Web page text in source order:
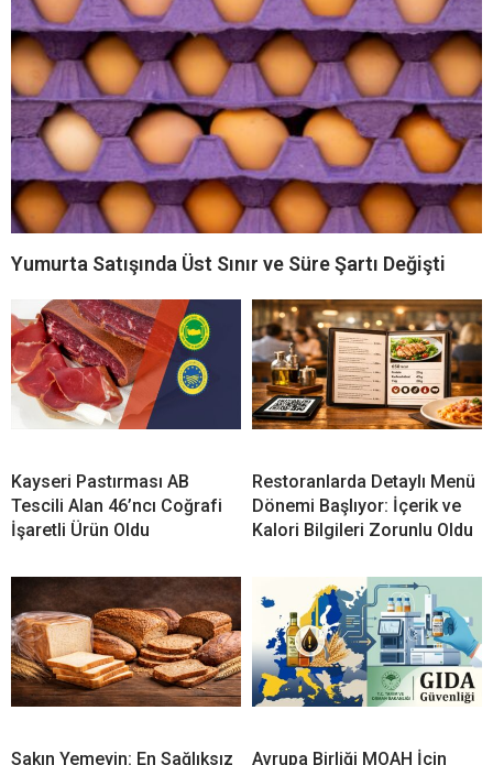
Yumurta Satışında Üst Sınır ve Süre Şartı Değişti
Kayseri Pastırması AB
Tescili Alan 46’ncı Coğrafi
İşaretli Ürün Oldu
Restoranlarda Detaylı Menü
Dönemi Başlıyor: İçerik ve
Kalori Bilgileri Zorunlu Oldu
Sakın Yemeyin: En Sağlıksız Avrupa Birliği MOAH İçin